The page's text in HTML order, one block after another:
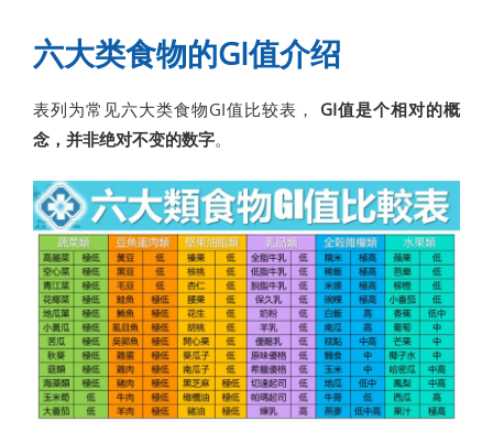
六大类食物的GI值介绍
表列为常见六大类食物GI值比较表， GI值是个相对的概
念，并非绝对不变的数字。